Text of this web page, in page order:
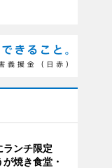
ランチ限定
が焼き食堂・